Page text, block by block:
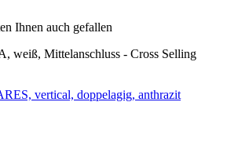
Ihnen auch gefallen
weiß, Mittelanschluss - Cross Selling